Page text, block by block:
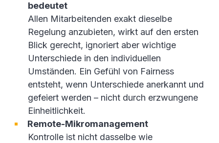
bedeutet
Allen Mitarbeitenden exakt dieselbe
Regelung anzubieten, wirkt auf den ersten
Blick gerecht, ignoriert aber wichtige
Unterschiede in den individuellen
Umständen. Ein Gefühl von Fairness
entsteht, wenn Unterschiede anerkannt und
gefeiert werden – nicht durch erzwungene
Einheitlichkeit.
Remote-Mikromanagement
Kontrolle ist nicht dasselbe wie